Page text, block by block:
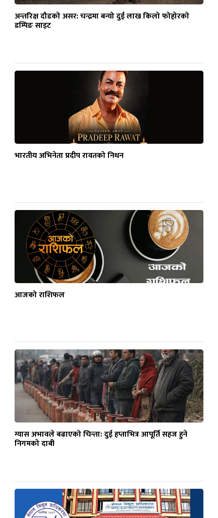
अन्तरिक्ष दौडको असर: चन्द्रमा बन्यो दुई लाख किलो फोहोरको
डम्पिङ साइट
भारतीय अभिनेता प्रदीप रावतको निधन
आजको राशिफल
ग्यास अभावले बढाएको चिन्ता: दुई हप्ताभित्र आपूर्ति सहज हुने
निगमको दाबी